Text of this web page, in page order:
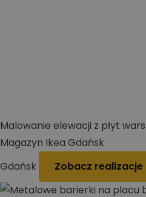
Malowanie elewacji z płyt
Magazyn Ikea Gdańsk
Gdańsk
Zobacz realizacje